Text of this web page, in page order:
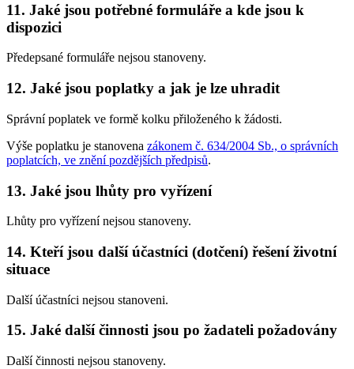
11. Jaké jsou potřebné formuláře a kde jsou k
dispozici
Předepsané formuláře nejsou stanoveny.
12. Jaké jsou poplatky a jak je lze uhradit
Správní poplatek ve formě kolku přiloženého k žádosti.
Výše poplatku je stanovena zákonem č. 634/2004 Sb., o správních
poplatcích, ve znění pozdějších předpisů.
13. Jaké jsou lhůty pro vyřízení
Lhůty pro vyřízení nejsou stanoveny.
14. Kteří jsou další účastníci (dotčení) řešení životní
situace
Další účastníci nejsou stanoveni.
15. Jaké další činnosti jsou po žadateli požadovány
Další činnosti nejsou stanoveny.